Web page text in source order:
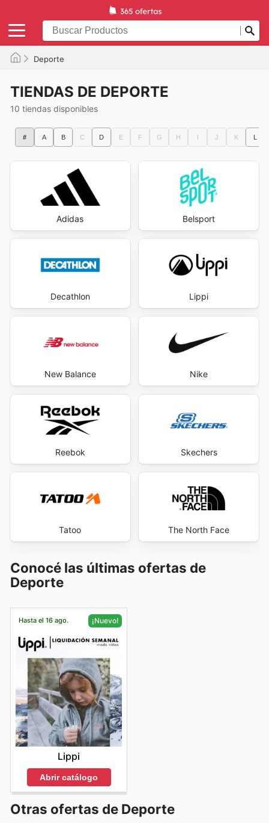
Deporte
TIENDAS DE DEPORTE
10 tiendas disponibles
# A B C D E F G H I J K L
Adidas Belsport
Decathlon Lippi
New Balance Nike
Reebok Skechers
Tatoo The North Face
Conocé las últimas ofertas de
Deporte
Hasta el 16 ago. ¡Nuevo!
Lippi
Abrir catálogo
Otras ofertas de Deporte